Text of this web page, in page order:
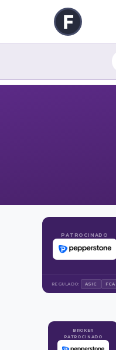
PATROCINADO
REGULADO: ASIC FCA
BROKER
PATROCINADO